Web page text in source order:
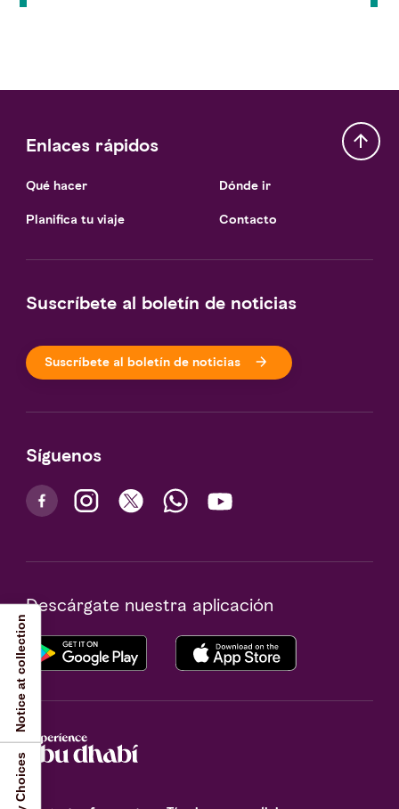
Enlaces rápidos
Qué hacer
Planifica tu viaje
Dónde ir
Contacto
Suscríbete al boletín de noticias
Suscríbete al boletín de noticias
Síguenos
Descárgate nuestra aplicación
Notice at collection